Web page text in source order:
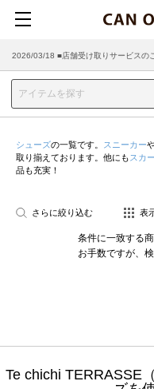
2026/03/18 ■店舗受け取りサービスの
シューズの一覧です。 スニーカー
取り揃えております。他にも スカ
品も充実！
さらに絞り込む 表
条件に一致する
お手数ですが、
Te chichi TERRASSE